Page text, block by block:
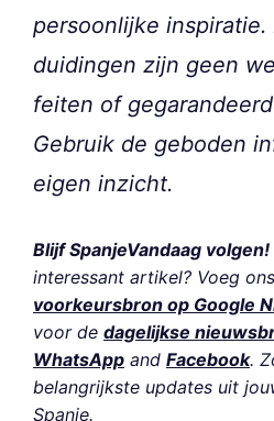
persoonlijke
duidingen zijn geen
feiten of
Gebruik de geboden
eigen inzicht.
Blijf SpanjeVandaag volgen!
interessant artikel? Voeg
voorkeursbron op Google
voor de dagelijkse
WhatsApp and Facebook.
belangrijkste updates uit
Spanje.